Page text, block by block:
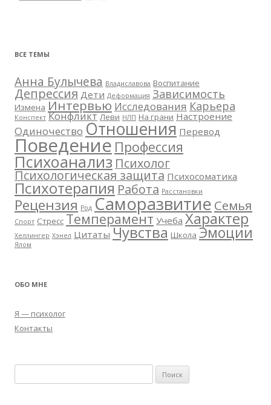
ВСЕ ТЕМЫ
Анна Булычева Владиславова Воспитание
Депрессия Дети Деформация Зависимость
Измена Интервью Исследования Карьера
Конспект Конфликт Леви НЛП На грани Настроение
Одиночество Отношения Перевод
Поведение Профессия
Психоанализ Психолог
Психологическая защита Психосоматика
Психотерапия Работа Расстановки
Рецензия Род Саморазвитие Семья
Спорт Стресс Темперамент Учеба Характер
Хеллингер Хэнел Цитаты Чувства Школа Эмоции
Ялом
ОБО МНЕ
Я — психолог
Контакты
а